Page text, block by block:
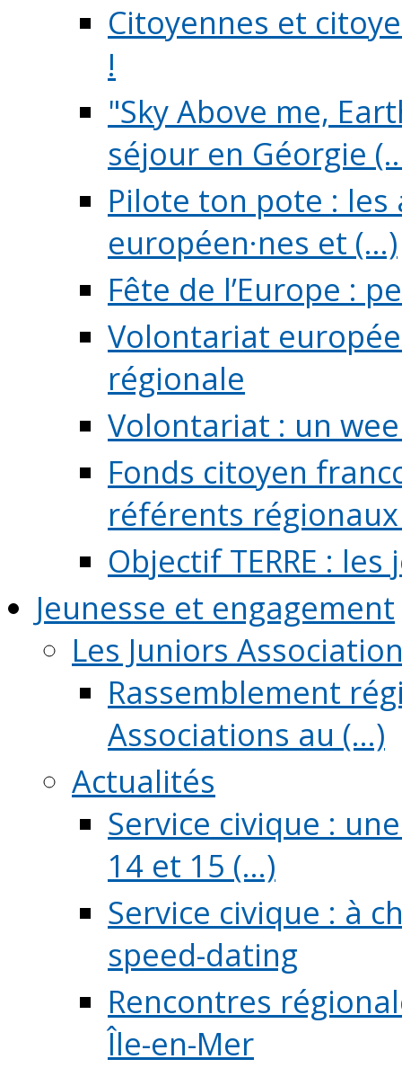
Citoyennes et
!
"Sky Above me,
séjour en Géorgie
Pilote ton pote :
européen·nes et (...)
Fête de l’Europe :
Volontariat
régionale
Volontariat : un
Fonds citoyen
référents régionaux
Objectif TERRE :
Jeunesse et engagement
Les Juniors
Rassemblement
Associations au (...)
Actualités
Service civique :
14 et 15 (...)
Service civique : à
speed-dating
Rencontres
Île-en-Mer